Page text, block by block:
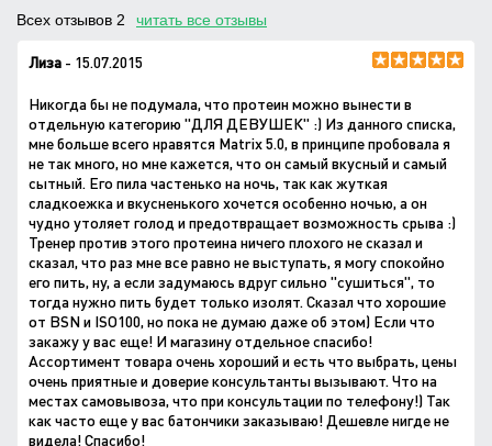
Всех отзывов 2 читать все отзывы
Лиза - 15.07.2015
Никогда бы не подумала, что протеин можно вынести в
отдельную категорию "ДЛЯ ДЕВУШЕК" :) Из данного списка,
мне больше всего нравятся Matrix 5.0, в принципе пробовала я
не так много, но мне кажется, что он самый вкусный и самый
сытный. Его пила частенько на ночь, так как жуткая
сладкоежка и вкусненького хочется особенно ночью, а он
чудно утоляет голод и предотвращает возможность срыва :)
Тренер против этого протеина ничего плохого не сказал и
сказал, что раз мне все равно не выступать, я могу спокойно
его пить, ну, а если задумаюсь вдруг сильно "сушиться", то
тогда нужно пить будет только изолят. Сказал что хорошие
от BSN и ISO100, но пока не думаю даже об этом) Если что
закажу у вас еще! И магазину отдельное спасибо!
Ассортимент товара очень хороший и есть что выбрать, цены
очень приятные и доверие консультанты вызывают. Что на
местах самовывоза, что при консультации по телефону!) Так
как часто еще у вас батончики заказываю! Дешевле нигде не
видела! Спасибо!